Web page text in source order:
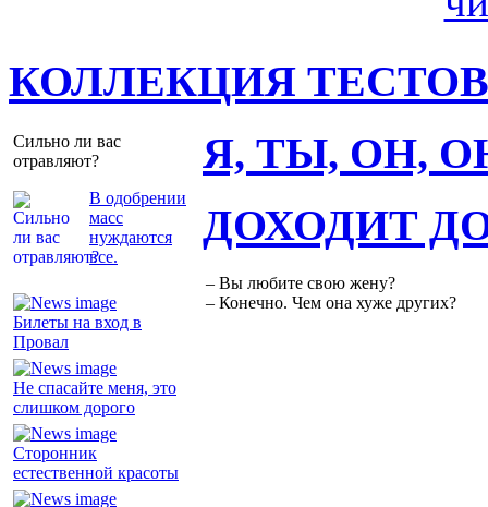
КОЛЛЕКЦИЯ ТЕСТОВ
Сильно ли вас
отравляют?
В одобрении
масс
нуждаются
все.
Я, ТЫ, ОН,
Билеты на вход в
Провал
Не спасайте меня, это
слишком дорого
Сторонник
естественной красоты
ДОХОДИТ
– Вы любите свою жену?
– Конечно. Чем она хуже других?